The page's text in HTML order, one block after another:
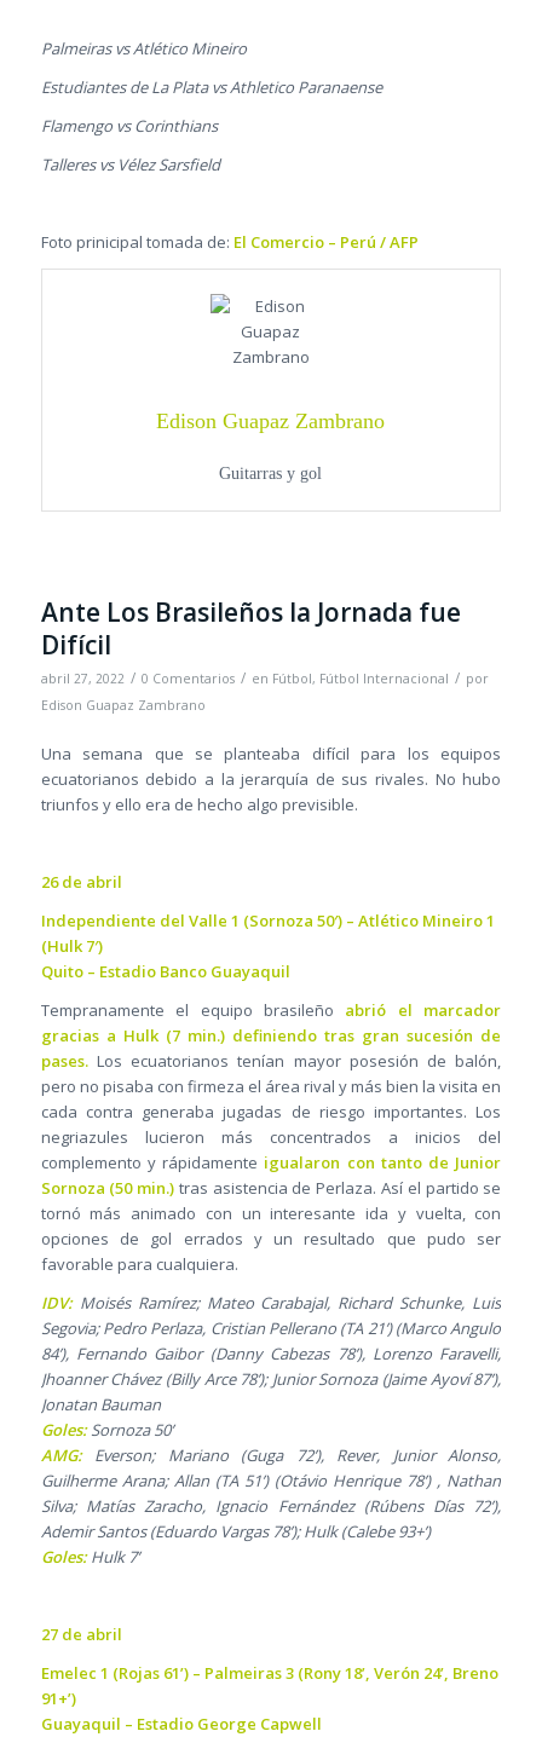
Palmeiras vs Atlético Mineiro
Estudiantes de La Plata vs Athletico Paranaense
Flamengo vs Corinthians
Talleres vs Vélez Sarsfield
Foto prinicipal tomada de: El Comercio – Perú / AFP
Edison Guapaz Zambrano
Guitarras y gol
Ante Los Brasileños la Jornada fue
Difícil
abril 27, 2022 / 0 Comentarios / en Fútbol, Fútbol Internacional / por
Edison Guapaz Zambrano
Una semana que se planteaba difícil para los equipos
ecuatorianos debido a la jerarquía de sus rivales. No hubo
triunfos y ello era de hecho algo previsible.
26 de abril
Independiente del Valle 1 (Sornoza 50′) – Atlético Mineiro 1
(Hulk 7′)
Quito – Estadio Banco Guayaquil
Tempranamente el equipo brasileño abrió el marcador
gracias a Hulk (7 min.) definiendo tras gran sucesión de
pases.Los ecuatorianos tenían mayor posesión de balón,
pero no pisaba con firmeza el área rival y más bien la visita en
cada contra generaba jugadas de riesgo importantes. Los
negriazules lucieron más concentrados a inicios del
complemento y rápidamente igualaron con tanto de Junior
Sornoza (50 min.) tras asistencia de Perlaza. Así el partido se
tornó más animado con un interesante ida y vuelta, con
opciones de gol errados y un resultado que pudo ser
favorable para cualquiera.
IDV:Moisés Ramírez; Mateo Carabajal, Richard Schunke, Luis
Segovia; Pedro Perlaza, Cristian Pellerano (TA 21’) (Marco Angulo
84’), Fernando Gaibor (Danny Cabezas 78’), Lorenzo Faravelli,
Jhoanner Chávez (Billy Arce 78’); Junior Sornoza (Jaime Ayoví 87’),
Jonatan Bauman
Goles:Sornoza 50’
AMG:Everson; Mariano (Guga 72’), Rever, Junior Alonso,
Guilherme Arana; Allan (TA 51’) (Otávio Henrique 78’) , Nathan
Silva; Matías Zaracho, Ignacio Fernández (Rúbens Días 72’),
Ademir Santos (Eduardo Vargas 78’); Hulk (Calebe 93+’)
Goles:Hulk 7’
27 de abril
Emelec 1 (Rojas 61’) – Palmeiras 3 (Rony 18’, Verón 24’, Breno
91+’)
Guayaquil – Estadio George Capwell